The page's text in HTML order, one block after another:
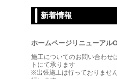
新着情報
ホームページリニューアル
施工についてのお問い合わせ
トにて承ります
※出張施工は行っておりませ